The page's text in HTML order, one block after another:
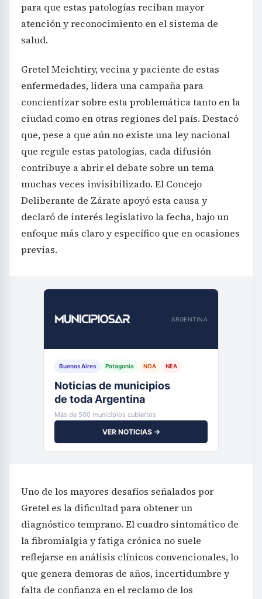
para que estas patologías reciban mayor
atención y reconocimiento en el sistema de
salud.
Gretel Meichtiry, vecina y paciente de estas
enfermedades, lidera una campaña para
concientizar sobre esta problemática tanto en la
ciudad como en otras regiones del país. Destacó
que, pese a que aún no existe una ley nacional
que regule estas patologías, cada difusión
contribuye a abrir el debate sobre un tema
muchas veces invisibilizado. El Concejo
Deliberante de Zárate apoyó esta causa y
declaró de interés legislativo la fecha, bajo un
enfoque más claro y específico que en ocasiones
previas.
ARGENTINA
Buenos Aires Patagonia NOA NEA
Noticias de municipios
de toda Argentina
Más de 500 municipios cubiertos
VER NOTICIAS →
Uno de los mayores desafíos señalados por
Gretel es la dificultad para obtener un
diagnóstico temprano. El cuadro sintomático de
la fibromialgia y fatiga crónica no suele
reflejarse en análisis clínicos convencionales, lo
que genera demoras de años, incertidumbre y
falta de confianza en el reclamo de los